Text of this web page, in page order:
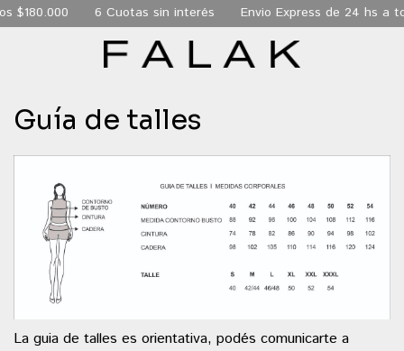
$180.000 6 Cuotas sin interés Envio Express de 24 hs a
Guía de talles
La guia de talles es orientativa, podés comunicarte a